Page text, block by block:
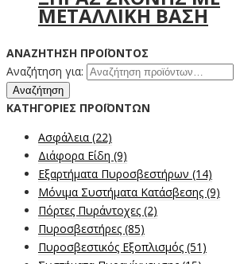
ΜΕΤΑΛΛΙΚΉ ΒΆΣΗ
ΑΝΑΖΉΤΗΣΗ ΠΡΟΪΌΝΤΟΣ
Αναζήτηση για:
Αναζήτηση
ΚΑΤΗΓΟΡΊΕΣ ΠΡΟΪΌΝΤΩΝ
Ασφάλεια (22)
Διάφορα Είδη (9)
Εξαρτήματα Πυροσβεστήρων (14)
Μόνιμα Συστήματα Κατάσβεσης (9)
Πόρτες Πυράντοχες (2)
Πυροσβεστήρες (85)
Πυροσβεστικός Εξοπλισμός (51)